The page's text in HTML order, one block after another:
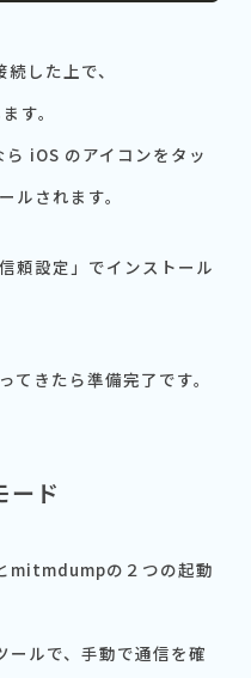
した上で、
す。
iOS のアイコンをタッ
ルされます。
頼設定」でインストール
きたら準備完了です。
ド
の２つの起動
ールで、手動で通信を確